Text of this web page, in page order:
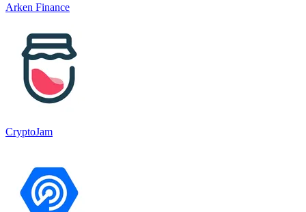
Arken Finance
CryptoJam